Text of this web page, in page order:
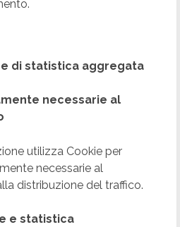
di statistica aggregata
necessarie al
utilizza Cookie per
necessarie al
distribuzione del traffico.
e statistica